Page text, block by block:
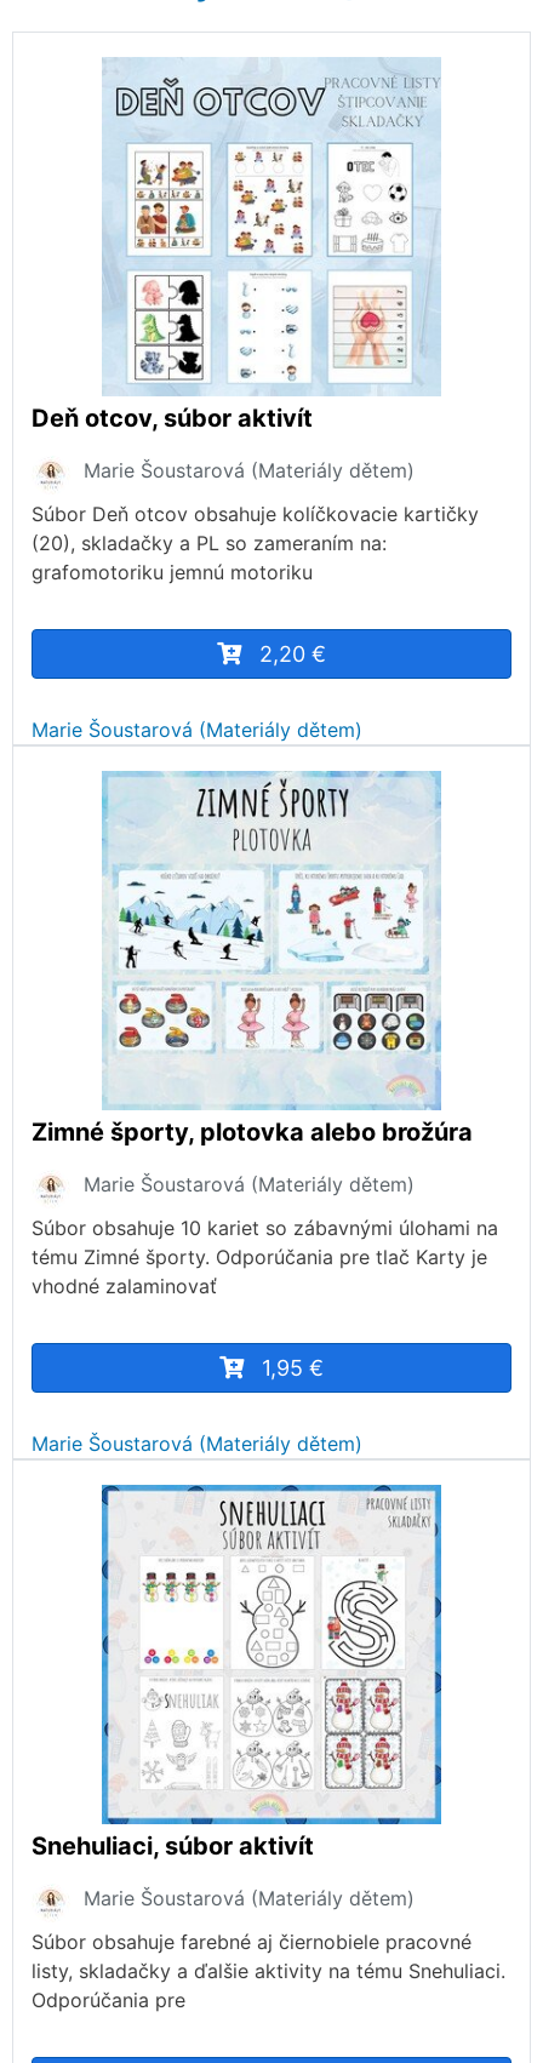
Deň otcov, súbor aktivít
Marie Šoustarová (Materiály dětem)
Súbor Deň otcov obsahuje kolíčkovacie kartičky
(20), skladačky a PL so zameraním na:
grafomotoriku jemnú motoriku
2,20 €
Marie Šoustarová (Materiály dětem)
Zimné športy, plotovka alebo brožúra
Marie Šoustarová (Materiály dětem)
Súbor obsahuje 10 kariet so zábavnými úlohami na
tému Zimné športy. Odporúčania pre tlač Karty je
vhodné zalaminovať
1,95 €
Marie Šoustarová (Materiály dětem)
Snehuliaci, súbor aktivít
Marie Šoustarová (Materiály dětem)
Súbor obsahuje farebné aj čiernobiele pracovné
listy, skladačky a ďalšie aktivity na tému Snehuliaci.
Odporúčania pre